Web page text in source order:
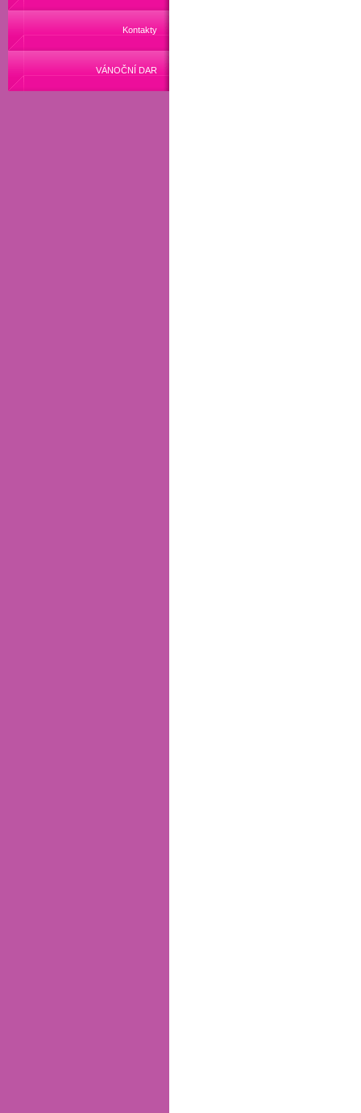
Kontakty
VÁNOČNÍ DAR